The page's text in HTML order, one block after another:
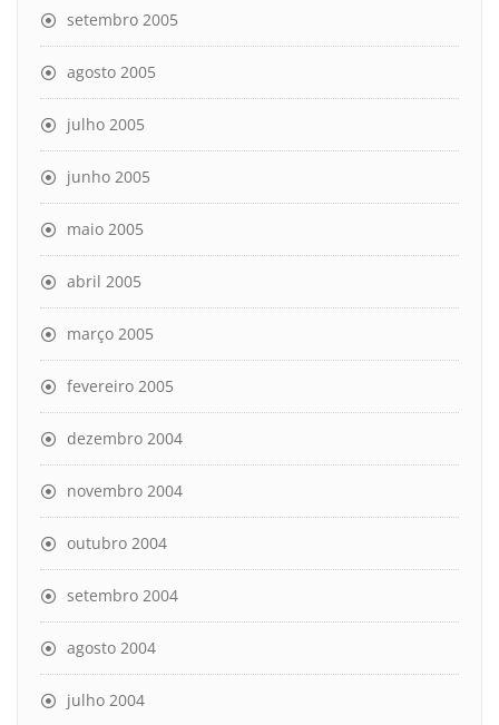
setembro 2005
agosto 2005
julho 2005
junho 2005
maio 2005
abril 2005
março 2005
fevereiro 2005
dezembro 2004
novembro 2004
outubro 2004
setembro 2004
agosto 2004
julho 2004